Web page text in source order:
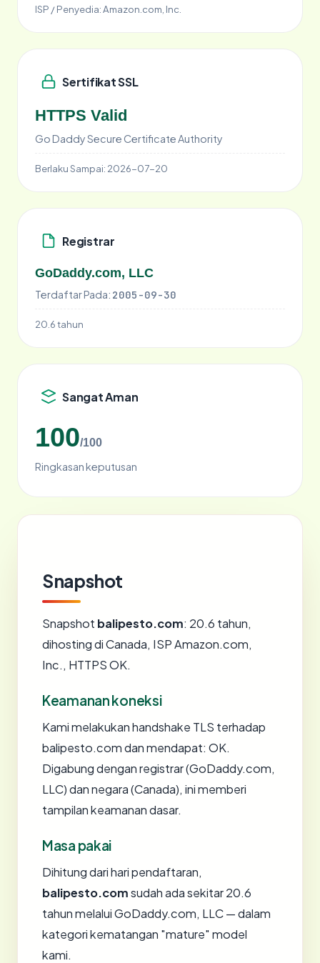
ISP / Penyedia:Amazon.com, Inc.
Sertifikat SSL
HTTPS Valid
Go Daddy Secure Certificate Authority
Berlaku Sampai: 2026-07-20
Registrar
GoDaddy.com, LLC
Terdaftar Pada: 2005-09-30
20.6 tahun
Sangat Aman
100/100
Ringkasan keputusan
Snapshot
Snapshot balipesto.com: 20.6 tahun,
dihosting di Canada, ISP Amazon.com,
Inc., HTTPS OK.
Keamanan koneksi
Kami melakukan handshake TLS terhadap
balipesto.com dan mendapat: OK.
Digabung dengan registrar (GoDaddy.com,
LLC) dan negara (Canada), ini memberi
tampilan keamanan dasar.
Masa pakai
Dihitung dari hari pendaftaran,
balipesto.comsudah ada sekitar 20.6
tahun melalui GoDaddy.com, LLC — dalam
kategori kematangan "mature" model
kami.